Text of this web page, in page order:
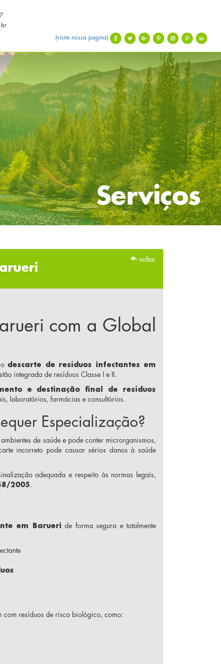
(visite nossa pagina)
Serviços
voltar
com a Global
descarte de resíduos infectantes em
integrada de resíduos Classe I e II.
e destinação final de resíduos
laboratórios, farmácias e consultórios.
Especialização?
de saúde e pode conter microrganismos,
incorreto pode causar sérios danos à saúde
adequada e respeito às normas legais,
2005.
em Barueri de forma segura e totalmente
com resíduos de risco biológico, como: